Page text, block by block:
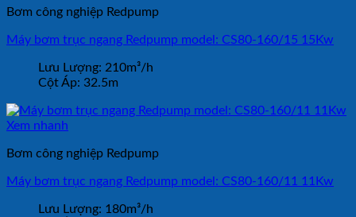
Bơm công nghiệp Redpump
Máy bơm trục ngang Redpump model: CS80-160/15 15Kw
Lưu Lượng: 210m³/h
Cột Áp: 32.5m
Xem nhanh
Bơm công nghiệp Redpump
Máy bơm trục ngang Redpump model: CS80-160/11 11Kw
Lưu Lượng: 180m³/h